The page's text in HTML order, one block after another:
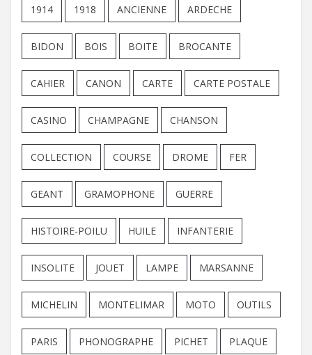
1914 1918 ANCIENNE ARDECHE
BIDON BOIS BOITE BROCANTE
CAHIER CANON CARTE CARTE POSTALE
CASINO CHAMPAGNE CHANSON
COLLECTION COURSE DROME FER
GEANT GRAMOPHONE GUERRE
HISTOIRE-POILU HUILE INFANTERIE
INSOLITE JOUET LAMPE MARSANNE
MICHELIN MONTELIMAR MOTO OUTILS
PARIS PHONOGRAPHE PICHET PLAQUE